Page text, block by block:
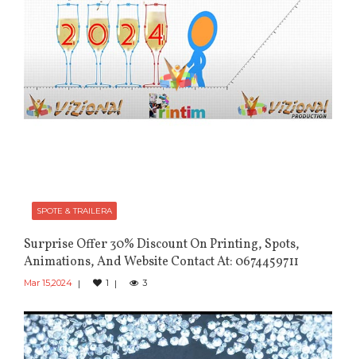
SPOTE & TRAILERA
Surprise Offer 30% Discount On Printing, Spots,
Animations, And Website Contact At: 0674459711
Mar 15,2024 1 3